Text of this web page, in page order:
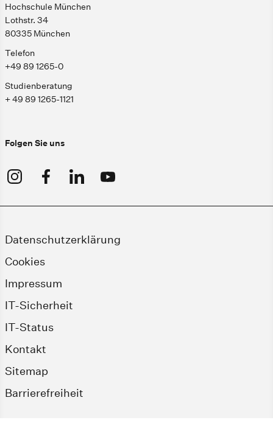
Hochschule München
Lothstr. 34
80335 München
Telefon
+49 89 1265-0
Studienberatung
+ 49 89 1265-1121
Folgen Sie uns
Datenschutzerklärung
Cookies
Impressum
IT-Sicherheit
IT-Status
Kontakt
Sitemap
Barrierefreiheit